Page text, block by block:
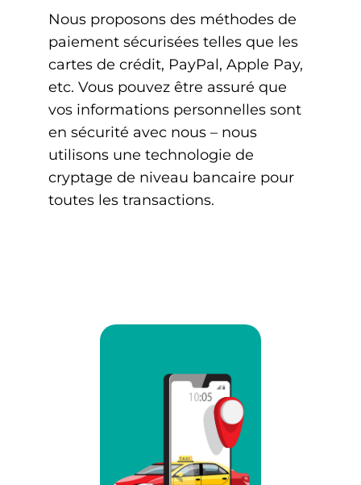
Nous proposons des méthodes de
paiement sécurisées telles que les
cartes de crédit, PayPal, Apple Pay,
etc. Vous pouvez être assuré que
vos informations personnelles sont
en sécurité avec nous – nous
utilisons une technologie de
cryptage de niveau bancaire pour
toutes les transactions.